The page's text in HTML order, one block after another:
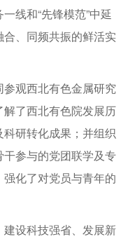
线和“先锋模范”中延
、同频共振的鲜活实
观西北有色金属研究
了西北有色院发展历
研转化成果；并组织
参与的党团联学及专
化了对党员与青年的
设科技强省、发展新